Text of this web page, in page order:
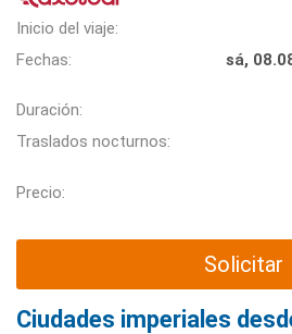
Inicio del viaje:
Fechas:
sá,
Duración:
Traslados nocturnos:
Precio:
Solicitar
Ciudades imperiales